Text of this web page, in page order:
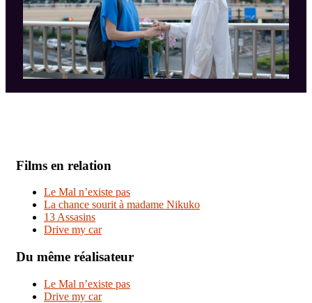
Films en relation
Le Mal n’existe pas
La chance sourit à madame Nikuko
13 Assasins
Drive my car
Du même réalisateur
Le Mal n’existe pas
Drive my car